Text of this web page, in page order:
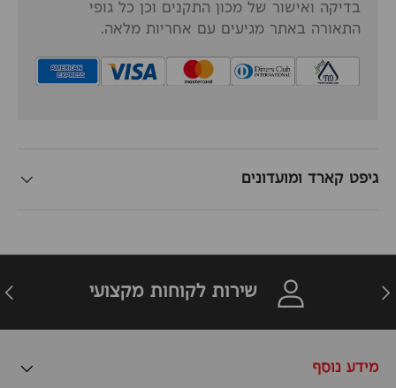
בדיקה ואישור של מכון התקנים וכן כל גופי
התאורה באתר מגיעים עם אחריות מלאה.
גיפט קארד ומועדונים
חזרה שירות לקוחות מקצועי
מידע נוסף